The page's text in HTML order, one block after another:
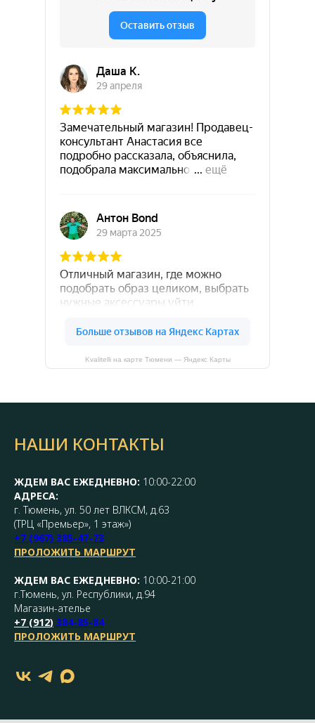
Kvalitelli на карте Тюмени — Яндекс Карты
НАШИ КОНТАКТЫ
ЖДЕМ ВАС ЕЖЕДНЕВНО: 10:00-22:00
АДРЕСА:
г. Тюмень, ул. 50 лет ВЛКСМ, д.63
(ТРЦ «Премьер», 1 этаж»)
+7 (967) 385-47-73
ПРОЛОЖИТЬ МАРШРУТ
ЖДЕМ ВАС ЕЖЕДНЕВНО: 10:00-21:00
г.Тюмень, ул. Республики, д.94
Магазин-ателье
+7 (912) 384-85-84
ПРОЛОЖИТЬ МАРШРУТ